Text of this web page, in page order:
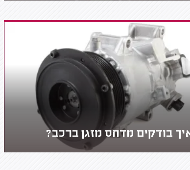
בודקים מדחס מזגן ברכב?